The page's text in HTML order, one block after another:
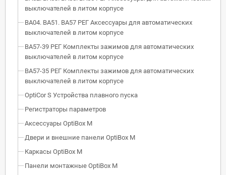
выключателей в литом корпусе
ВА04. ВА51. ВА57 РЕГ Аксессуары для автоматических
выключателей в литом корпусе
ВА57-39 РЕГ Комплекты зажимов для автоматических
выключателей в литом корпусе
ВА57-35 РЕГ Комплекты зажимов для автоматических
выключателей в литом корпусе
OptiCor S Устройства плавного пуска
Регистраторы параметров
Аксессуары OptiBox M
Двери и внешние панели OptiBox M
Каркасы OptiBox M
Панели монтажные OptiBox M